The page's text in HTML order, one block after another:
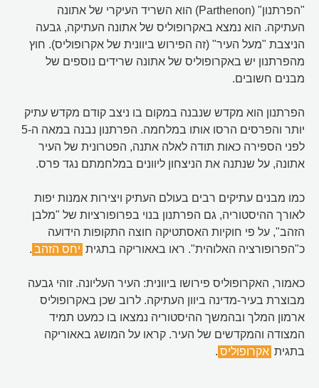
"הפרתנון" (Parthenon) הוא השריד העיקרי של אתונה
העתיקה. הוא נמצא באקרופוליס של אתונה העתיקה, גבעה
הניצבת "מעל העיר" (זה הפירוש ביוונית של אקרופוליס). חוץ
מהפרתנון יש באקרופוליס של אתונה שרידים נוספים של
מבנים חשובים.
הפרתנון הוא מקדש שנבנה במקום בו ניצב קודם מקדש עתיק
יותר והפרסים הרסו אותו במלחמה. הפרתנון נבנה במאה ה-5
לפני הספירה כאות תודה לאלה אתנה, הפטרונית של העיר
אתונה, על שנתנה את הניצחון ליוונים במלחמתם נגד פרס.
כמו מבנים עתיקים רבים בעולם העתיק ויצירות אמנות יפות
לאורך ההיסטוריה, גם הפרתנון בנוי בפרופורציות של "מלבן
הזהב", על פי חוקיות האסתטיקה חוצה התקופות הידועה
כ"הפרופורציה האלוהית". ראו באאוריקה בתגית יחס הזהב .
כאמור, האקרופוליס פירושו ביוונית: העיר העליונה. זוהי גבעה
מבוצרת בעיר-מדינה ביוון העתיקה. לרוב שכן באקרופוליס
ארמון המלך ובהמשך ההיסטוריה נמצאו בו כמעט תמיד
המצודה והמקדשים של העיר. קראו על המושג באאוריקה
בתגית אקרופוליס .